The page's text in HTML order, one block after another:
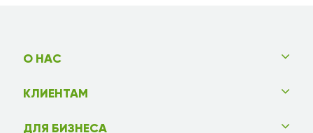
О НАС
КЛИЕНТАМ
ДЛЯ БИЗНЕСА